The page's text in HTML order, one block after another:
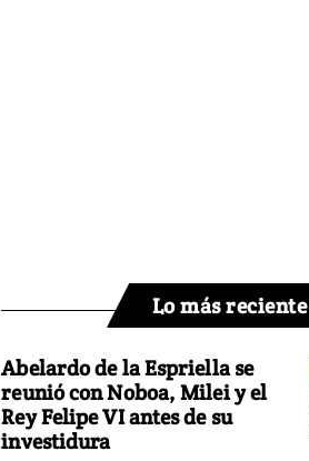
Lo más reciente
Abelardo de la Espriella se
reunió con Noboa, Milei y el
Rey Felipe VI antes de su
investidura